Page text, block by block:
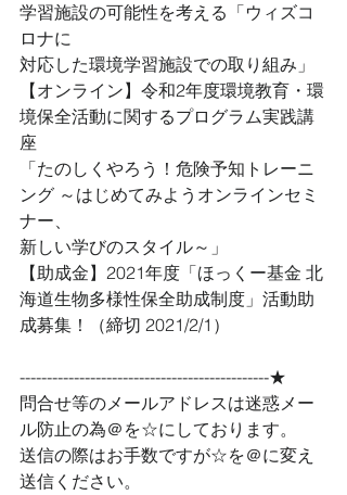
学習施設の可能性を考える「ウィズコ
ロナに
対応した環境学習施設での取り組み」
【オンライン】令和2年度環境教育・環
境保全活動に関するプログラム実践講
座
「たのしくやろう！危険予知トレーニ
ング ～はじめてみようオンラインセミ
ナー、
新しい学びのスタイル～」
【助成金】2021年度「ほっくー基金 北
海道生物多様性保全助成制度」活動助
成募集！（締切 2021/2/1）
----------------------------------------------★
問合せ等のメールアドレスは迷惑メー
ル防止の為＠を☆にしております。
送信の際はお手数ですが☆を＠に変え
送信ください。